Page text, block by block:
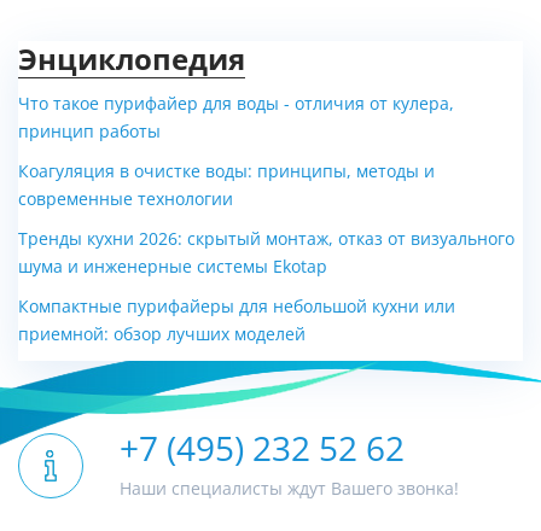
Энциклопедия
Что такое пурифайер для воды - отличия от кулера,
принцип работы
Коагуляция в очистке воды: принципы, методы и
современные технологии
Тренды кухни 2026: скрытый монтаж, отказ от визуального
шума и инженерные системы Ekotap
Компактные пурифайеры для небольшой кухни или
приемной: обзор лучших моделей
+7 (495) 232 52 62
Наши специалисты ждут Вашего звонка!